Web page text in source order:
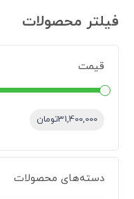
فیلتر محصولات
قیمت
31,400,000تومان
دسته‌های محصولات